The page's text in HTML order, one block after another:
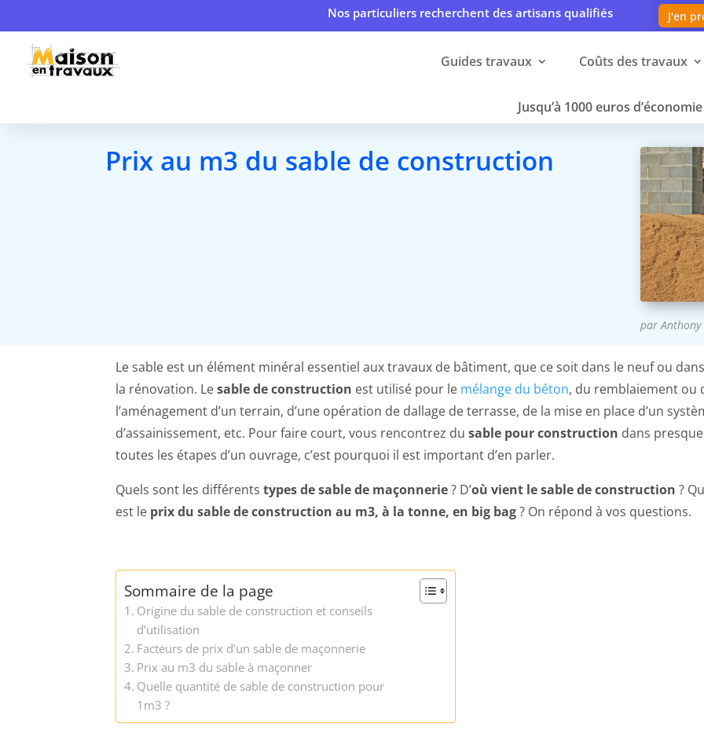
Nos particuliers recherchent des artisans qualifiés J'en
Guides travaux Coûts des travaux
Jusqu’à 1000 euros
Prix au m3 du sable de construction
parAnthony
Le sable est un élément minéral essentiel aux travaux de bâtiment, que ce soit dans le neuf ou dans
la rénovation. Lesable de construction est utilisé pour le mélange du béton, du remblaiement ou
l’aménagement d’un terrain, d’une opération de dallage de terrasse, de la mise en place d’un
d’assainissement, etc. Pour faire court, vous rencontrez du sable pour construction dans presque
toutes les étapes d’un ouvrage, c’est pourquoi il est important d’en parler.
Quels sont les différents types de sable de maçonnerie? D’où vient le sable de construction ?
est le prix du sable de construction au m3, à la tonne, en big bag? On répond à vos questions.
Sommaire de la page
Origine du sable de construction et conseils
d’utilisation
Facteurs de prix d’un sable de maçonnerie
Prix au m3 du sable à maçonner
Quelle quantité de sable de construction pour
1m3 ?